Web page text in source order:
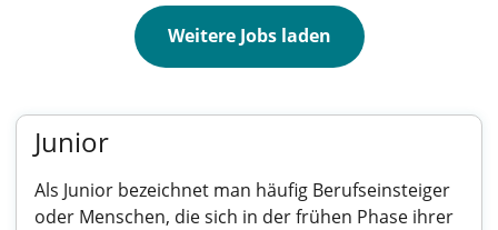
Weitere Jobs laden
Junior
Als Junior bezeichnet man häufig Berufseinsteiger
oder Menschen, die sich in der frühen Phase ihrer